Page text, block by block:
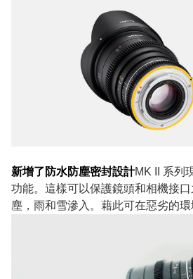
新增了防水防塵密封設計MK II 系列
功能。這樣可以保護鏡頭和相機接
塵，雨和雪滲入。藉此可在惡劣的環